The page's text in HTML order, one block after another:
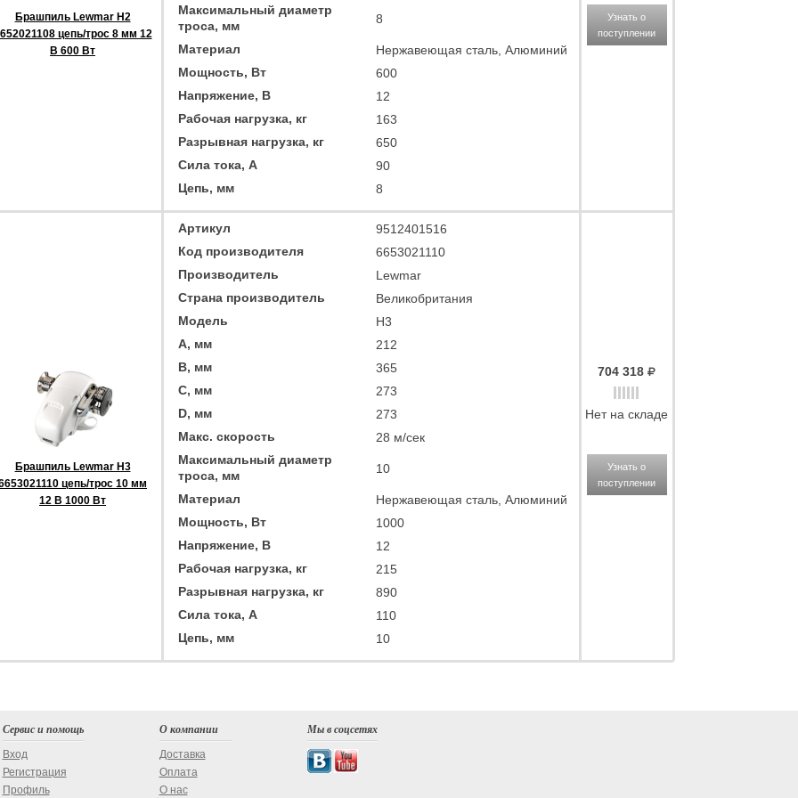
Брашпиль Lewmar H2
цепь/трос 8 мм 12
В 600 Вт
Максимальный диаметр
троса, мм
8
Материал
Нержавеющая сталь, Алюминий
Мощность, Вт
600
Напряжение, В
12
Рабочая нагрузка, кг
163
Разрывная нагрузка, кг
650
Сила тока, А
90
Цепь, мм
8
Узнать о
поступлении
Брашпиль Lewmar H3
цепь/трос 10 мм
12 В 1000 Вт
Артикул
9512401516
Код производителя
6653021110
Производитель
Lewmar
Страна производитель
Великобритания
Модель
H3
A, мм
212
B, мм
365
C, мм
273
D, мм
273
Макс. скорость
28 м/сек
Максимальный диаметр
троса, мм
10
Материал
Нержавеющая сталь, Алюминий
Мощность, Вт
1000
Напряжение, В
12
Рабочая нагрузка, кг
215
Разрывная нагрузка, кг
890
Сила тока, А
110
Цепь, мм
10
704 318
Нет на складе
Узнать о
поступлении
Сервис и помощь
Вход
Регистрация
Профиль
О компании
Доставка
Оплата
О нас
Мы в соцсетях